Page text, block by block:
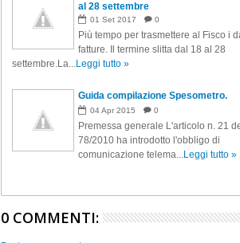
al 28 settembre
01 Set 2017 0
Più tempo per trasmettere al Fisco i
fatture. Il termine slitta dal 18 al 28
settembre.La...Leggi tutto »
Guida compilazione Spesometro.
04Apr 2015 0
Premessa generale L'articolo n. 21
78/2010 ha introdotto l'obbligo di
comunicazione telema...Leggi tutto »
0 COMMENTI: